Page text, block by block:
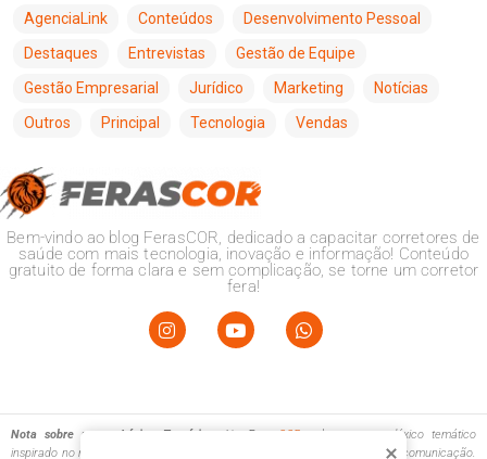
AgenciaLink Conteúdos
Desenvolvimento Pessoal
Destaques
Entrevistas
Gestão de Equipe
Gestão Empresarial
Jurídico Marketing
Notícias
Outros
Principal Tecnologia Vendas
Bem-vindo ao blog FerasCOR, dedicado a capacitar corretores de
saúde com mais tecnologia, inovação e informação! Conteúdo
gratuito de forma clara e sem complicação, se torne um corretor
fera!
Nota sobre nosso Léxico Temático: No Feras COR , adotamos um léxico temático
inspirado no reino animal, com o intuito de enriquecer e diversificar nossa comunicação.